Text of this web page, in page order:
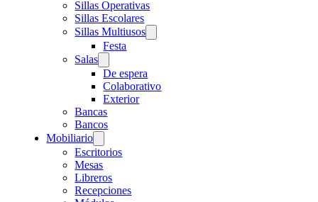
Sillas Operativas
Sillas Escolares
Sillas Multiusos
Festa
Salas
De espera
Colaborativo
Exterior
Bancas
Bancos
Mobiliario
Escritorios
Mesas
Libreros
Recepciones